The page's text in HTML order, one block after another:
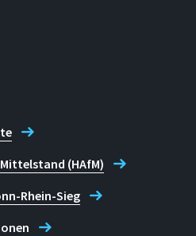
(HAfM)
Rhein-Sieg